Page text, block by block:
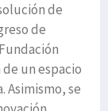
de
de
un espacio
Asimismo, se